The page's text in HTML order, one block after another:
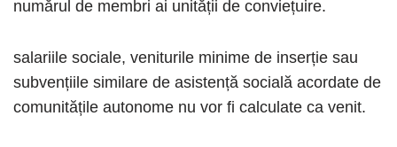
numărul de membri ai unității de conviețuire.
salariile sociale, veniturile minime de inserție sau
subvențiile similare de asistență socială acordate de
comunitățile autonome nu vor fi calculate ca venit.